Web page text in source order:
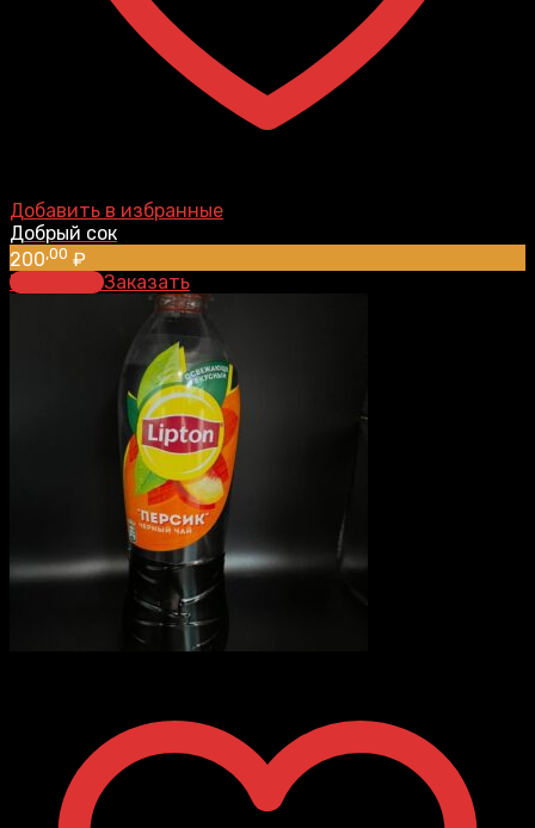
Добавить в избранные
Добрый сок
200,00 ₽
В корзинуЗаказать